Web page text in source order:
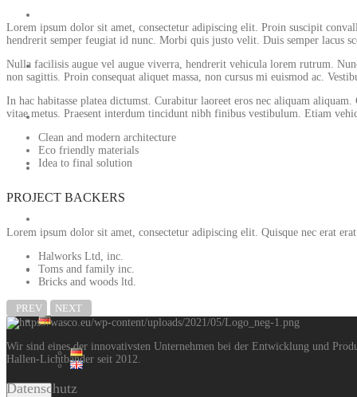
LDT
Aktuelles
Montage
Jobs
Lorem ipsum dolor sit amet, consectetur adipiscing elit. Proin suscipit
hendrerit semper feugiat id nunc. Morbi quis justo velit. Duis semper lacus
Nulla facilisis augue vel augue viverra, hendrerit vehicula lorem rutrum.
non sagittis. Proin consequat aliquet massa, non cursus mi euismod ac.
In hac habitasse platea dictumst. Curabitur laoreet eros nec aliquam
vitae metus. Praesent interdum tincidunt nibh finibus vestibulum. Etiam
Clean and modern architecture
Eco friendly materials
Idea to final solution
PROJECT BACKERS
Lorem ipsum dolor sit amet, consectetur adipiscing elit. Quisque nec erat
Halworks Ltd, inc.
Toms and family inc.
Bricks and woods ltd.
PREV NEXT
Wir sind eines der innovativsten Unternehmen bei der Entwicklung und
Hallen-Lichtbänder seit 2012.
Datenschutz